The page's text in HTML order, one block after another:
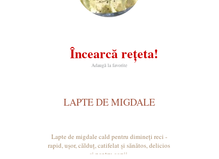
Încearcă rețeta!
Adaugă la favorite
LAPTE DE MIGDALE
Lapte de migdale cald pentru dimineți reci -
rapid, ușor, călduț, catifelat și sănătos, delicios
și pentru copii.